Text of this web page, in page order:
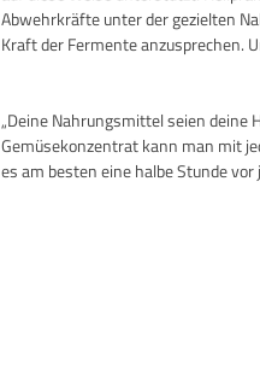
Abwehrkräfte unter der gezielten
Kraft der Fermente anzusprechen.
„Deine Nahrungsmittel seien deine
Gemüsekonzentrat kann man mit
es am besten eine halbe Stunde